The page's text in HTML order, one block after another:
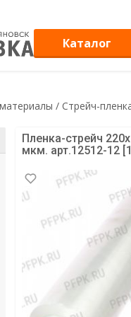
Каталог
/ Стрейч-
Пленка-стрейч
мкм. арт.12512-12